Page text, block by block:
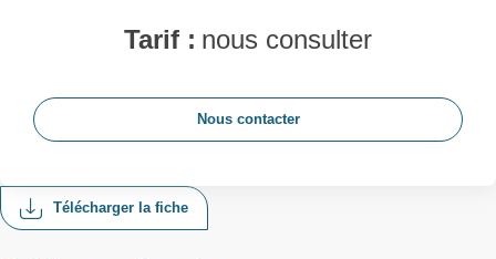
Télécharger la fiche
Tarif : nous consulter
Nous contacter